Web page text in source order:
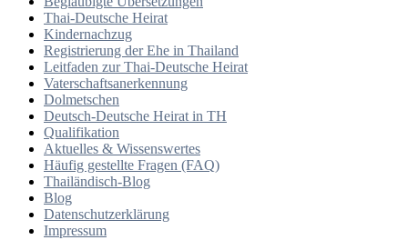
Thai-Deutsche Heirat
Kindernachzug
Registrierung der Ehe in Thailand
Leitfaden zur Thai-Deutsche Heirat
Vaterschaftsanerkennung
Dolmetschen
Deutsch-Deutsche Heirat in TH
Qualifikation
Aktuelles & Wissenswertes
Häufig gestellte Fragen (FAQ)
Thailändisch-Blog
Blog
Datenschutzerklärung
Impressum